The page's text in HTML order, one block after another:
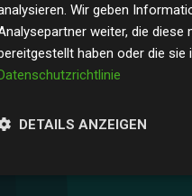
kompensieren – ein klarer
Ansatzes.
Wir geben
weiter, die
haben oder die sie
DETAILS ANZEIGEN